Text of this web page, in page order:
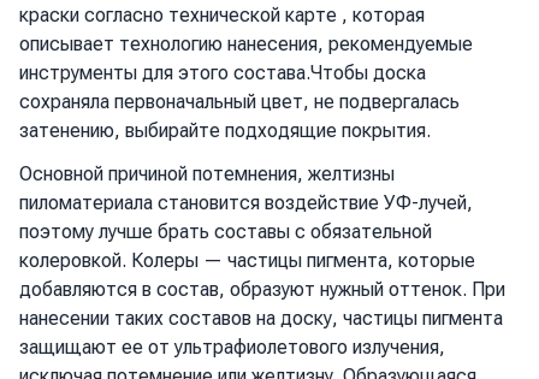
краски согласно технической карте , которая
описывает технологию нанесения, рекомендуемые
инструменты для этого состава.Чтобы доска
сохраняла первоначальный цвет, не подвергалась
затенению, выбирайте подходящие покрытия.
Основной причиной потемнения, желтизны
пиломатериала становится воздействие УФ-лучей,
поэтому лучше брать составы с обязательной
колеровкой. Колеры — частицы пигмента, которые
добавляются в состав, образуют нужный оттенок. При
нанесении таких составов на доску, частицы пигмента
защищают ее от ультрафиолетового излучения,